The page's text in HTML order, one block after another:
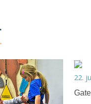
22.